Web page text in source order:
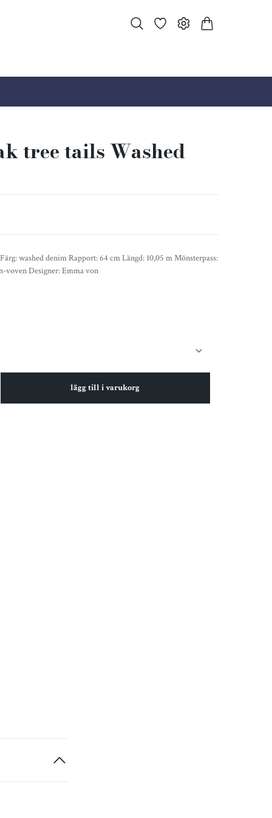
tree tails Washed
washed denim Rapport: 64 cm Längd: 10,05 m Mönsterpass:
voven Designer: Emma von
lägg till i varukorg